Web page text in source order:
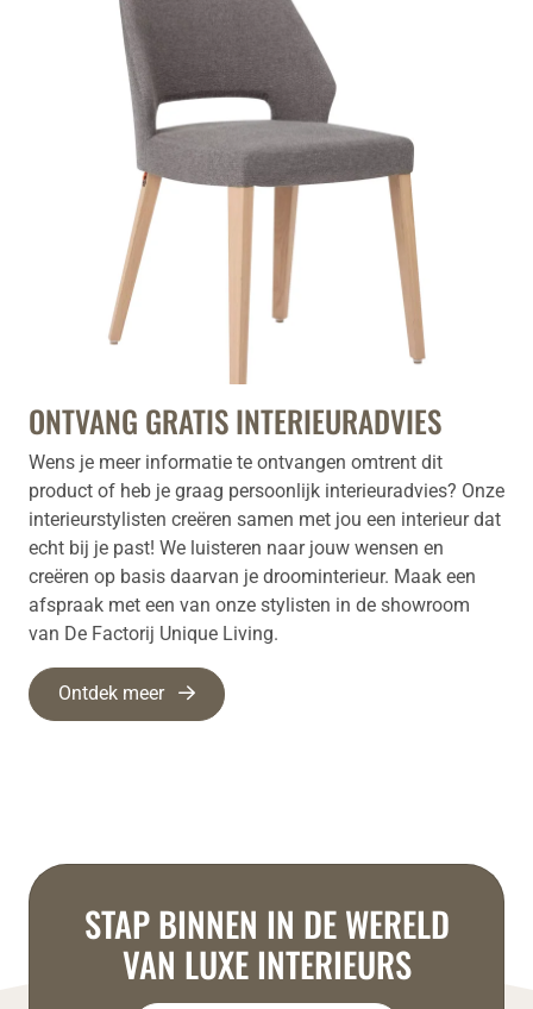
ONTVANG GRATIS INTERIEURADVIES
Wens je meer informatie te ontvangen omtrent dit
product of heb je graag persoonlijk interieuradvies? Onze
interieurstylisten creëren samen met jou een interieur dat
echt bij je past! We luisteren naar jouw wensen en
creëren op basis daarvan je droominterieur. Maak een
afspraak met een van onze stylisten in de showroom
van De Factorij Unique Living.
Ontdek meer
STAP BINNEN IN DE WERELD
VAN LUXE INTERIEURS